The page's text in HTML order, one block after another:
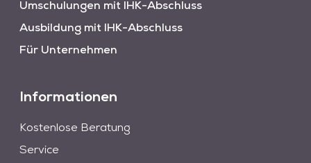
Umschulungen mit IHK-Abschluss
Ausbildung mit IHK-Abschluss
Für Unternehmen
Informationen
Kostenlose Beratung
Service